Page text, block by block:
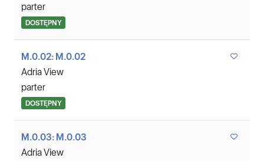
parter
DOSTĘPNY
M.0.02: M.0.02
Adria View
parter
DOSTĘPNY
M.0.03: M.0.03
Adria View